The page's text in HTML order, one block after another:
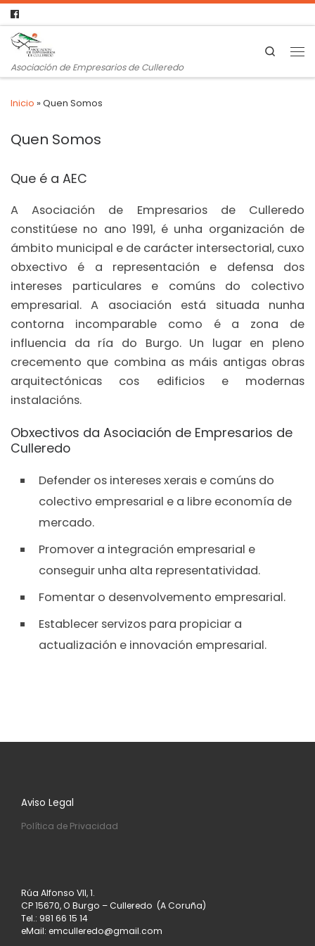
Asociación de Empresarios de Culleredo
Search
Inicio »Quen Somos
Quen Somos
Que é a AEC
A Asociación de Empresarios de Culleredo
constitúese no ano 1991, é unha organización de
ámbito municipal e de carácter intersectorial, cuxo
obxectivo é a representación e defensa dos
intereses particulares e comúns do colectivo
empresarial. A asociación está situada nunha
contorna incomparable como é a zona de
influencia da ría do Burgo. Un lugar en pleno
crecemento que combina as máis antigas obras
arquitectónicas cos edificios e modernas
instalacións.
Obxectivos da Asociación de Empresarios de
Culleredo
Defender os intereses xerais e comúns do
colectivo empresarial e a libre economía de
mercado.
Promover a integración empresarial e
conseguir unha alta representatividad.
Fomentar o desenvolvemento empresarial.
Establecer servizos para propiciar a
actualización e innovación empresarial.
Aviso Legal
Política de Privacidad
Rúa Alfonso VII, 1.
CP 15670, O Burgo – Culleredo (A Coruña)
Tel.: 981 66 15 14
eMail: emculleredo@gmail.com